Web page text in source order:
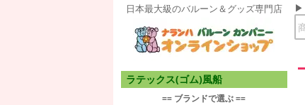
日本最大級のバルーン＆グッズ専門店
ラテックス(ゴム)風船
== ブランドで選ぶ ==